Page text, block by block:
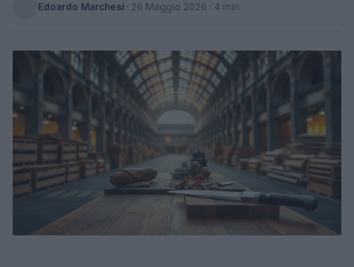
Edoardo Marchesi · 26 Maggio 2026 · 4 min